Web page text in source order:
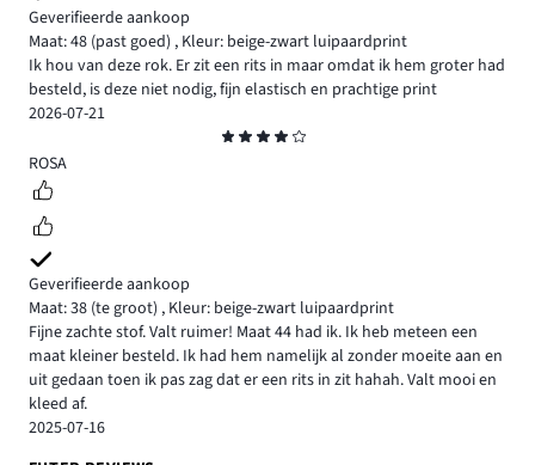
Geverifieerde aankoop
Maat: 48 (past goed) , Kleur: beige-zwart luipaardprint
Ik hou van deze rok. Er zit een rits in maar omdat ik hem groter had
besteld, is deze niet nodig, fijn elastisch en prachtige print
2026-07-21
4
ROSA
Geverifieerde aankoop
Maat: 38 (te groot) , Kleur: beige-zwart luipaardprint
Fijne zachte stof. Valt ruimer! Maat 44 had ik. Ik heb meteen een
maat kleiner besteld. Ik had hem namelijk al zonder moeite aan en
uit gedaan toen ik pas zag dat er een rits in zit hahah. Valt mooi en
kleed af.
2025-07-16